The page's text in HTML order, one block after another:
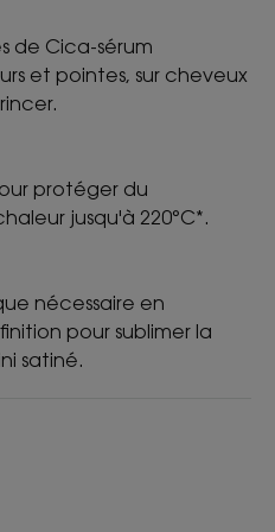
de Cica-sérum
et pointes, sur cheveux
protéger du
jusqu'à 220°C*.
nécessaire en
pour sublimer la
satiné.